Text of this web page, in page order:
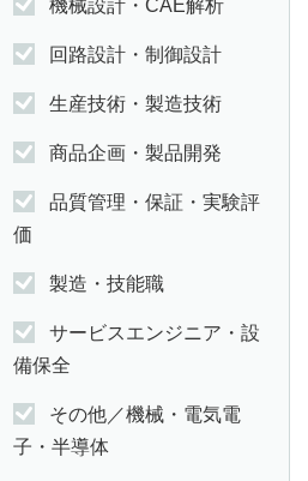
機械設計・CAE解析
回路設計・制御設計
生産技術・製造技術
商品企画・製品開発
品質管理・保証・実験評
価
製造・技能職
サービスエンジニア・設
備保全
その他／機械・電気電
子・半導体